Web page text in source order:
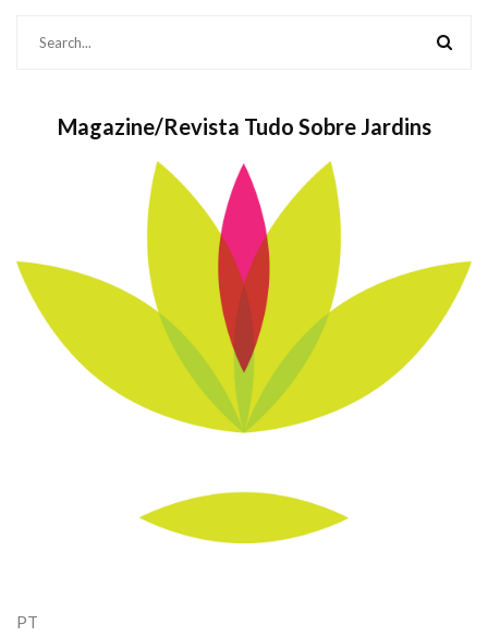
Magazine/Revista Tudo Sobre Jardins
PT